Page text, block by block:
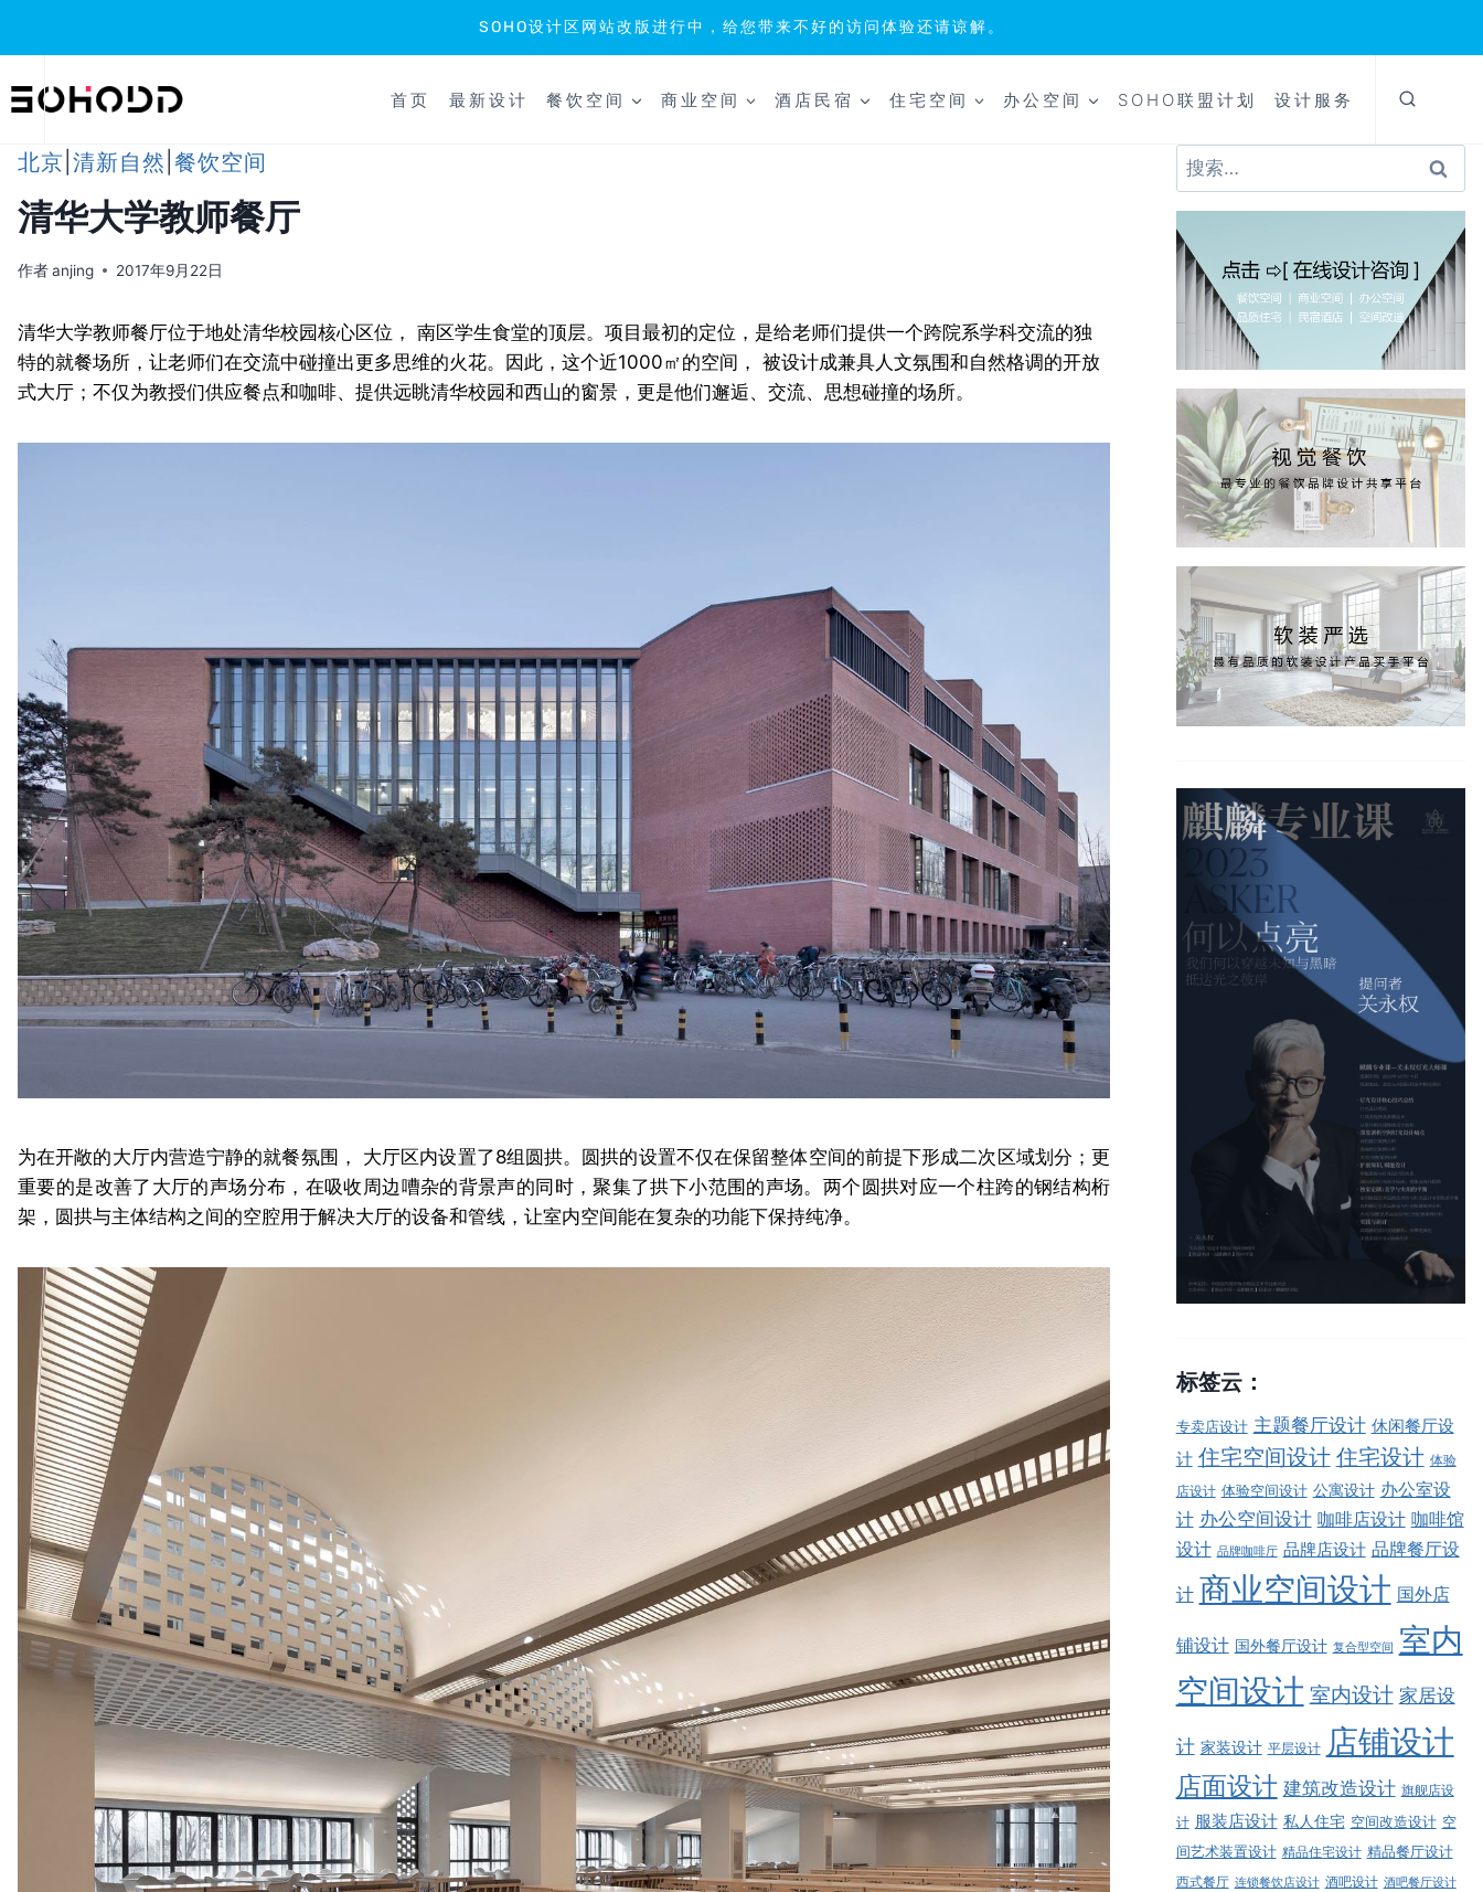
SOHO设计区网站改版进行中，给您带来不好的访问体验还请谅解。
到
首页 最新设计 餐饮空间 商业空间 酒店民宿 住宅空间 办公空间 SOHO联盟计划 设计服务
北京 清新自然 餐饮空间
清华大学教师餐厅
作者anjing 2017年9月22日
清华大学教师餐厅位于地处清华校园核心区位， 南区学生食堂的顶层。项目最初的定位，是给老师们提供一个跨院系学科交流的独
特的就餐场所，让老师们在交流中碰撞出更多思维的火花。因此，这个近1000㎡的空间， 被设计成兼具人文氛围和自然格调的开放
式大厅；不仅为教授们供应餐点和咖啡、提供远眺清华校园和西山的窗景，更是他们邂逅、交流、思想碰撞的场所。
为在开敞的大厅内营造宁静的就餐氛围， 大厅区内设置了8组圆拱。圆拱的设置不仅在保留整体空间的前提下形成二次区域划分；更
重要的是改善了大厅的声场分布，在吸收周边嘈杂的背景声的同时，聚集了拱下小范围的声场。两个圆拱对应一个柱跨的钢结构桁
架，圆拱与主体结构之间的空腔用于解决大厅的设备和管线，让室内空间能在复杂的功能下保持纯净。
搜
索：
标签云：
专卖店设计 主题餐厅设计 休闲餐厅设
计 住宅空间设计 住宅设计 体验
店设计 体验空间设计 公寓设计 办公室设
计 办公空间设计 咖啡店设计 咖啡馆
设计 品牌咖啡厅 品牌店设计 品牌餐厅设
计 商业空间设计 国外店
铺设计 国外餐厅设计 复合型空间
室内
空间设计 室内设计 家居设
计 家装设计 平层设计 店铺设计
店面设计 建筑改造设计 旗舰店设
计 服装店设计 私人住宅 空间改造设计 空
间艺术装置设计 精品住宅设计 精品餐厅设计
西式餐厅 连锁餐饮店设计 酒吧设计 酒吧餐厅设计